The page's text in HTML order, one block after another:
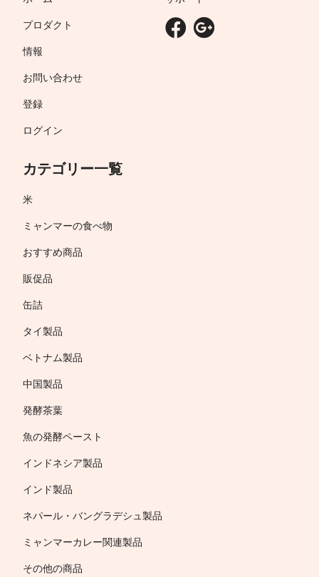
プロダクト
情報
お問い合わせ
登録
ログイン
カテゴリー一覧
米
ミャンマーの食べ物
おすすめ商品
販促品
缶詰
タイ製品
ベトナム製品
中国製品
発酵茶葉
魚の発酵ペースト
インドネシア製品
インド製品
ネパール・バングラデシュ製品
ミャンマーカレー関連製品
その他の商品